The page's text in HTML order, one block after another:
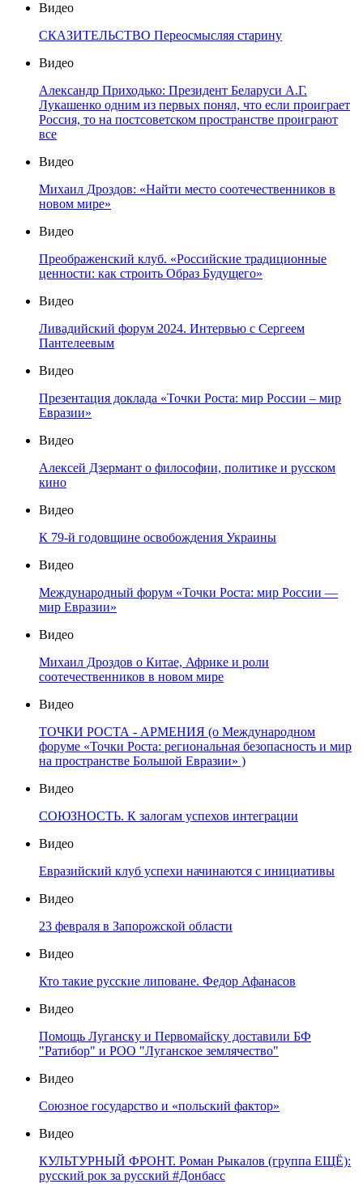
Видео
СКАЗИТЕЛЬСТВО Переосмысляя старину
Видео
Александр Приходько: Президент Беларуси А.Г.
Лукашенко одним из первых понял, что если проиграет
Россия, то на постсоветском пространстве проиграют
все
Видео
Михаил Дроздов: «Найти место соотечественников в
новом мире»
Видео
Преображенский клуб. «Российские традиционные
ценности: как строить Образ Будущего»
Видео
Ливадийский форум 2024. Интервью с Сергеем
Пантелеевым
Видео
Презентация доклада «Точки Роста: мир России – мир
Евразии»
Видео
Алексей Дзермант о философии, политике и русском
кино
Видео
К 79-й годовщине освобождения Украины
Видео
Международный форум «Точки Роста: мир России —
мир Евразии»
Видео
Михаил Дроздов о Китае, Африке и роли
соотечественников в новом мире
Видео
ТОЧКИ РОСТА - АРМЕНИЯ (о Международном
форуме «Точки Роста: региональная безопасность и мир
на пространстве Большой Евразии» )
Видео
СОЮЗНОСТЬ. К залогам успехов интеграции
Видео
Евразийский клуб успехи начинаются с инициативы
Видео
23 февраля в Запорожской области
Видео
Кто такие русские липоване. Федор Афанасов
Видео
Помощь Луганску и Первомайску доставили БФ
"Ратибор" и РОО "Луганское землячество"
Видео
Союзное государство и «польский фактор»
Видео
КУЛЬТУРНЫЙ ФРОНТ. Роман Рыкалов (группа ЕЩЁ):
русский рок за русский #Донбасс